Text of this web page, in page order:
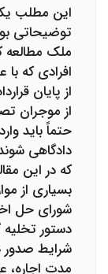
این مطلب
توضیحاتی
ملک مطالعه
افرادی که
از پایان
از موجران
حتماً باید
دادگاهی
که در این
بسیاری از
شورای حل
دستور
شرایط صدور
مدت اجاره،